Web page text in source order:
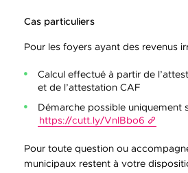
Cas particuliers
Pour les foyers ayant des revenus
Calcul effectué à partir de
et de l’attestation CAF
Démarche possible uniquement
https://cutt.ly/VnlBbo6
Pour toute question ou
municipaux restent à votre